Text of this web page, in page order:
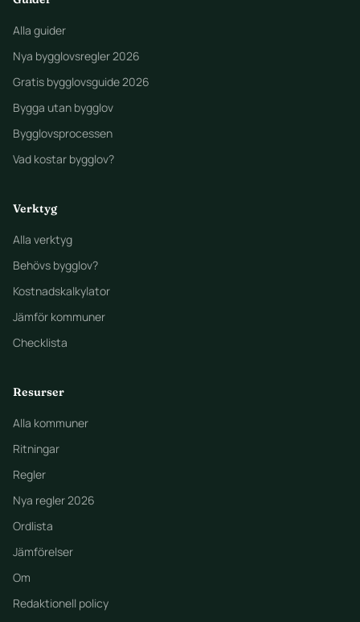
Alla guider
Nya bygglovsregler 2026
Gratis bygglovsguide 2026
Bygga utan bygglov
Bygglovsprocessen
Vad kostar bygglov?
Verktyg
Alla verktyg
Behövs bygglov?
Kostnadskalkylator
Jämför kommuner
Checklista
Resurser
Alla kommuner
Ritningar
Regler
Nya regler 2026
Ordlista
Jämförelser
Om
Redaktionell policy